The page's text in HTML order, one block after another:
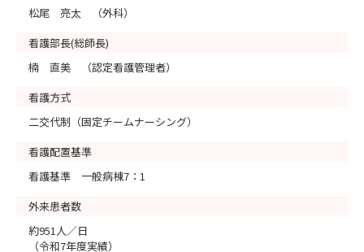
松尾 亮太 （外科）
看護部長(総師長)
楠 直美 （認定看護管理者）
看護方式
二交代制（固定チームナーシング）
看護配置基準
看護基準 一般病棟7：1
外来患者数
約951人／日
（令和7年度実績）